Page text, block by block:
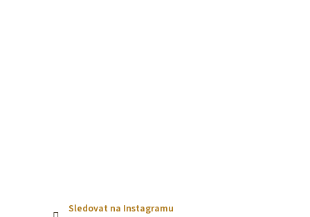
Sledovat na Instagramu